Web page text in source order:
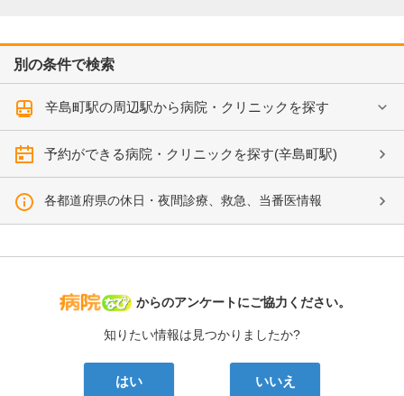
別の条件で検索
辛島町駅の周辺駅から病院・クリニックを探す
予約ができる病院・クリニックを探す(辛島町駅)
各都道府県の休日・夜間診療、救急、当番医情報
病院なび
からのアンケートにご協力ください。
知りたい情報は見つかりましたか?
はい いいえ